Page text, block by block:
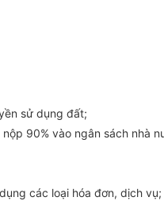
sử dụng đất;
90% vào ngân sách nhà
các loại hóa đơn, dịch